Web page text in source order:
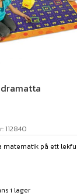
112840
matematik på ett
i lager